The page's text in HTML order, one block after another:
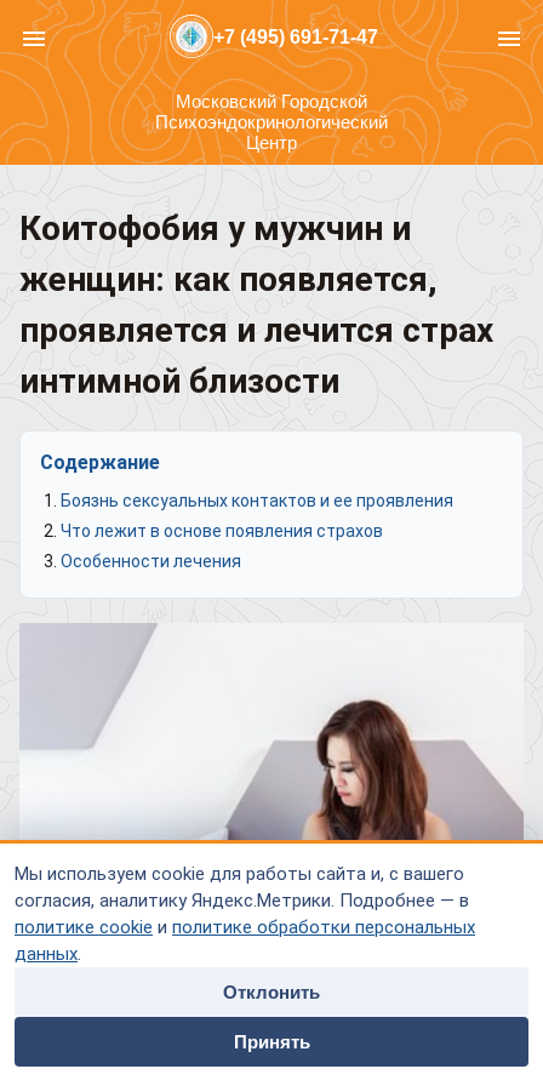
Мы используем cookie для работы сайта и, с вашего
согласия, аналитику Яндекс.Метрики. Подробнее — в
политике cookie и политике обработки персональных
данных.
Отклонить
Принять
home people
Специалисты
payment contacts
menu +7 (495) 691-71-47 menu
Московский Городской
Психоэндокринологический
Центр
Коитофобия у мужчин и
женщин: как появляется,
проявляется и лечится страх
интимной близости
Содержание
Боязнь сексуальных контактов и ее проявления
Что лежит в основе появления страхов
Особенности лечения
являются табу. В то же время, сексуальная активность